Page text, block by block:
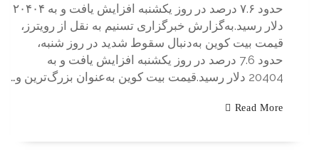
حدود ۷.۶ درصد در روز یکشنبه افزایش یافت و به ۲۰۴۰۴
دلار رسید.به‌گزارش خبرگزاری تسنیم به نقل از رویترز،
قیمت بیت کوین به‌دنبال سقوط شدید در روز شنبه،
حدود 7.6 درصد در روز یکشنبه افزایش یافت و به
20404 دلار رسید.قیمت بیت کوین به‌عنوان بزرگ‌ترین و…
Read More